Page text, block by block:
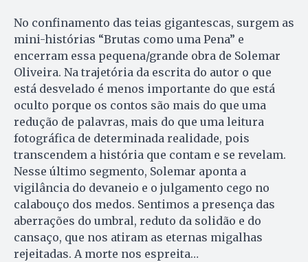
No confinamento das teias gigantescas, surgem as
mini-histórias “Brutas como uma Pena” e
encerram essa pequena/grande obra de Solemar
Oliveira. Na trajetória da escrita do autor o que
está desvelado é menos importante do que está
oculto porque os contos são mais do que uma
redução de palavras, mais do que uma leitura
fotográfica de determinada realidade, pois
transcendem a história que contam e se revelam.
Nesse último segmento, Solemar aponta a
vigilância do devaneio e o julgamento cego no
calabouço dos medos. Sentimos a presença das
aberrações do umbral, reduto da solidão e do
cansaço, que nos atiram as eternas migalhas
rejeitadas. A morte nos espreita…